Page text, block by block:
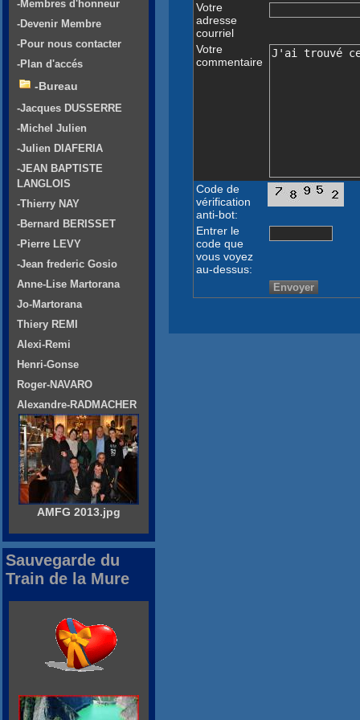
Votre
adresse
courriel
Votre
commentaire
Code de
vérification
anti-bot:
Entrer le
code que
vous voyez
au-dessus:
-Membres d'honneur
-Devenir Membre
-Pour nous contacter
-Plan d'accés
-Bureau
-Jacques DUSSERRE
-Michel Julien
-Julien DIAFERIA
-JEAN BAPTISTE
LANGLOIS
-Thierry NAY
-Bernard BERISSET
-Pierre LEVY
-Jean frederic Gosio
Anne-Lise Martorana
Jo-Martorana
Thiery REMI
Alexi-Remi
Henri-Gonse
Roger-NAVARO
Alexandre-RADMACHER
AMFG 2013.jpg
Sauvegarde du
Train de la Mure